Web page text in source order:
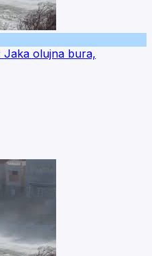
Jaka olujna bura,